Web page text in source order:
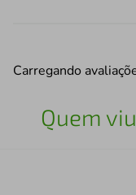
Carregando
Quem